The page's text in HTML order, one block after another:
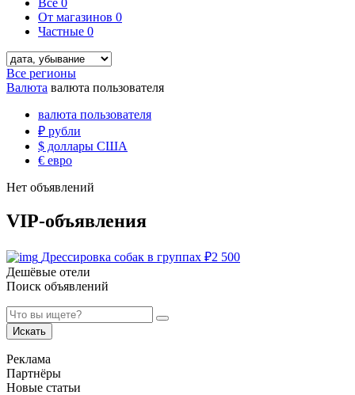
От магазинов 0
Частные 0
Все регионы
Валюта валюта пользователя
валюта пользователя
₽ рубли
$ доллары США
€ евро
Нет объявлений
VIP-объявления
Дрессировка собак в группах ₽2 500
Дешёвые отели
Поиск объявлений
Искать
Реклама
Партнёры
Новые статьи